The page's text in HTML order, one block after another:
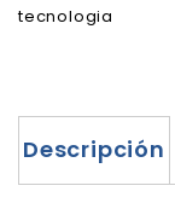
tecnologia
Descripción